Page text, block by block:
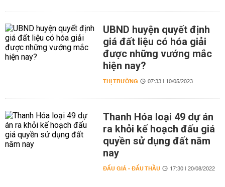
UBND huyện quyết định
giá đất liệu có hóa giải
được những vướng mắc
hiện nay?
THỊ TRƯỜNG 07:33 | 10/05/2023
Thanh Hóa loại 49 dự án
ra khỏi kế hoạch đấu giá
quyền sử dụng đất năm
nay
ĐẤU GIÁ - ĐẤU THẦU 17:30 | 20/08/2022